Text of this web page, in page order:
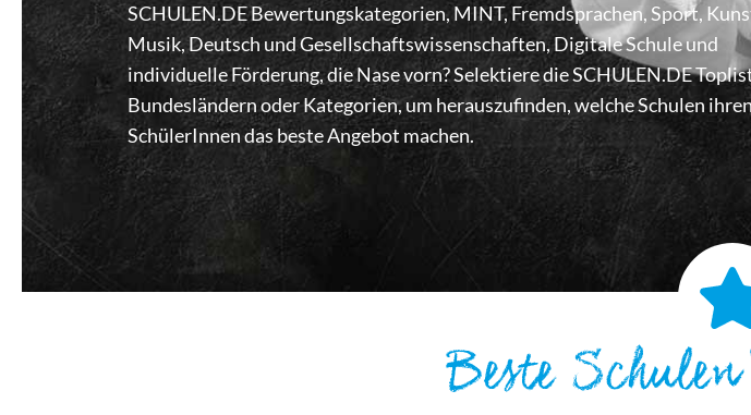
SCHULEN.DE Bewertungskategorien, MINT, Fremdsprachen, Sport,
Musik, Deutsch und Gesellschaftswissenschaften, Digitale Schule und
individuelle Förderung, die Nase vorn? Selektiere die SCHULEN.DE
Bundesländern oder Kategorien, um herauszufinden, welche Schulen
SchülerInnen das beste Angebot machen.
Beste